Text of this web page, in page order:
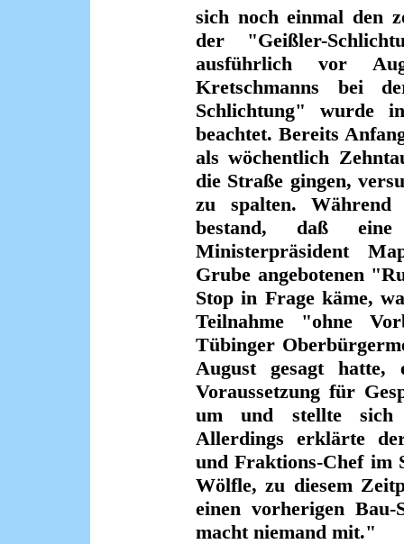
sich noch einmal den
der "Geißler-
ausführlich vor
Kretschmanns bei
Schlichtung" wurde
beachtet. Bereits
als wöchentlich
die Straße gingen,
zu spalten. Während
bestand, daß
Ministerpräsident
Grube angebotenen
Stop in Frage käme,
Teilnahme "ohne
Tübinger
August gesagt hatte,
Voraussetzung für
um und stellte sich
Allerdings erklärte
und Fraktions-Chef im
Wölfle, zu diesem
einen vorherigen
macht niemand mit."